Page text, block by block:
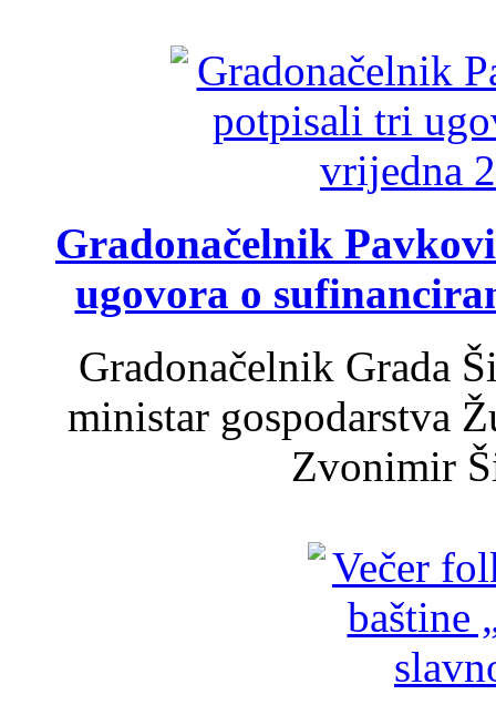
Gradonačelnik
ugovora o
Gradonačelnik Grada
ministar gospodarstva
Zvonimir